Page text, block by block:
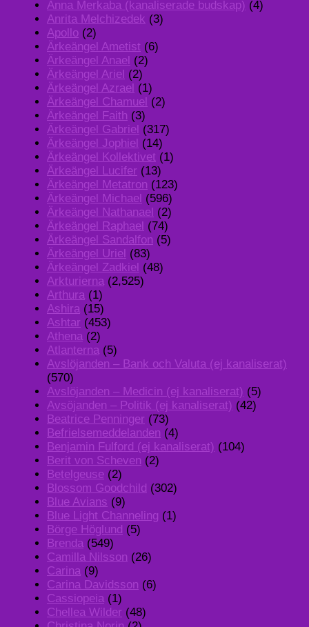
Anna Merkaba (kanaliserade budskap) (4)
Anrita Melchizedek (3)
Apollo (2)
Ärkeängel Ametist (6)
Ärkeängel Anael (2)
Ärkeängel Ariel (2)
Ärkeängel Azrael (1)
Ärkeängel Chamuel (2)
Ärkeängel Faith (3)
Ärkeängel Gabriel (317)
Ärkeängel Jophiel (14)
Ärkeängel Kollektivet (1)
Ärkeängel Lucifer (13)
Ärkeängel Metatron (123)
Ärkeängel Michael (596)
Ärkeängel Nathanael (2)
Ärkeängel Raphael (74)
Ärkeängel Sandalfon (5)
Ärkeängel Uriel (83)
Ärkeängel Zadkiel (48)
Arkturierna (2,525)
Arthura (1)
Ashira (15)
Ashtar (453)
Athena (2)
Atlanterna (5)
Avslöjanden – Bank och Valuta (ej kanaliserat)
(570)
Avslöjanden – Medicin (ej kanaliserat) (5)
Avsöjanden – Politik (ej kanaliserat) (42)
Beatrice Penninger (73)
Befrielsemeddelanden (4)
Benjamin Fulford (ej kanaliserat) (104)
Berit von Scheven (2)
Betelgeuse (2)
Blossom Goodchild (302)
Blue Avians (9)
Blue Light Channeling (1)
Börge Höglund (5)
Brenda (549)
Camilla Nilsson (26)
Carina (9)
Carina Davidsson (6)
Cassiopeia (1)
Chellea Wilder (48)